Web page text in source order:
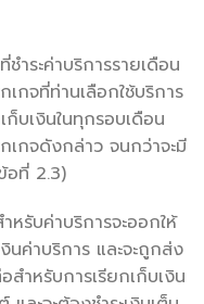
ชำระค่าบริการรายเดือน
กจที่ท่านเลือกใช้บริการ
ก็บเงินในทุกรอบเดือน
เกจดังกล่าว จนกว่าจะมี
ที่ 2.3)
หรับค่าบริการจะออกให้
นค่าบริการ และจะถูกส่ง
ำหรับการเรียกเก็บเงิน